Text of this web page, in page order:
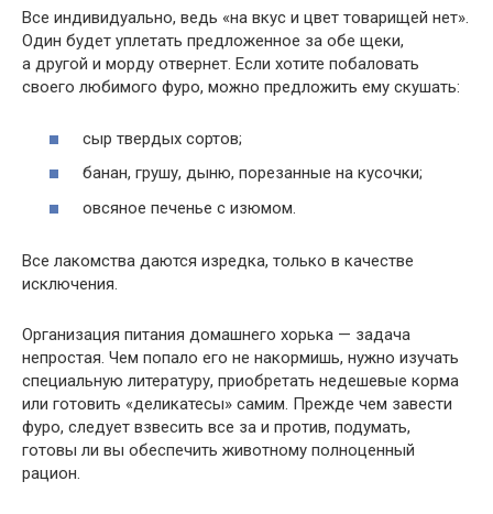
Все индивидуально, ведь «на вкус и цвет товарищей нет».
Один будет уплетать предложенное за обе щеки,
а другой и морду отвернет. Если хотите побаловать
своего любимого фуро, можно предложить ему скушать:
сыр твердых сортов;
банан, грушу, дыню, порезанные на кусочки;
овсяное печенье с изюмом.
Все лакомства даются изредка, только в качестве
исключения.
Организация питания домашнего хорька — задача
непростая. Чем попало его не накормишь, нужно изучать
специальную литературу, приобретать недешевые корма
или готовить «деликатесы» самим. Прежде чем завести
фуро, следует взвесить все за и против, подумать,
готовы ли вы обеспечить животному полноценный
рацион.